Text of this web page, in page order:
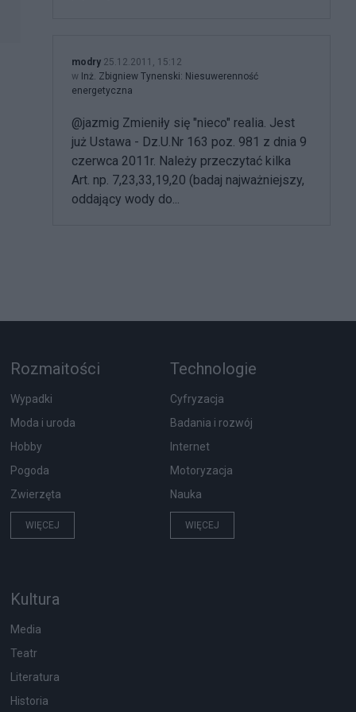
modry 25.12.2011, 15:12
w Inż. Zbigniew Tynenski: Niesuwerenność
energetyczna
@jazmig Zmieniły się "nieco" realia. Jest
już Ustawa - Dz.U.Nr 163 poz. 981 z dnia 9
czerwca 2011r. Należy przeczytać kilka
Art. np. 7,23,33,19,20 (badaj najważniejszy,
oddający wody do...
Rozmaitości
Wypadki
Moda i uroda
Hobby
Pogoda
Zwierzęta
WIĘCEJ
Technologie
Cyfryzacja
Badania i rozwój
Internet
Motoryzacja
Nauka
WIĘCEJ
Kultura
Media
Teatr
Literatura
Historia